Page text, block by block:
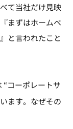
て当社だけ見映
まずはホームペ
と言われたこと
“コーポレートサ
ます。なぜその